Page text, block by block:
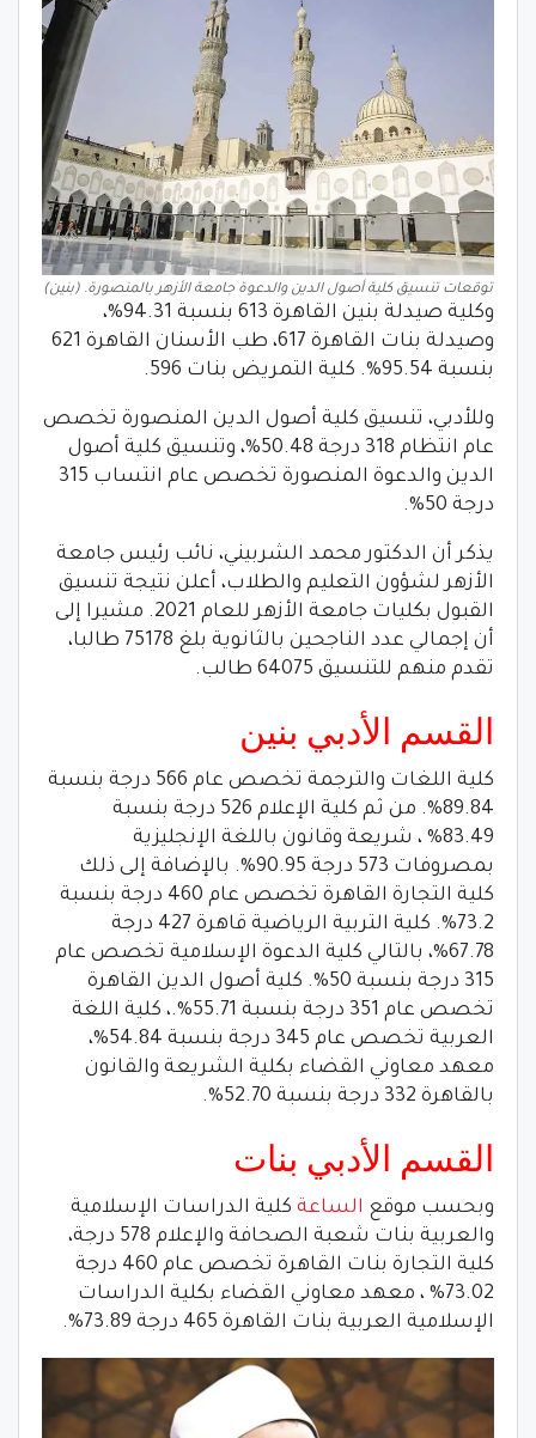
توقعات تنسيق كلية أصول الدين والدعوة جامعة الأزهر بالمنصورة. (بنين)
وكلية صيدلة بنين القاهرة 613 بنسبة 94.31%،
وصيدلة بنات القاهرة 617، طب الأسنان القاهرة 621
بنسبة 95.54%. كلية التمريض بنات 596.
وللأدبي، تنسيق كلية أصول الدين المنصورة تخصص
عام انتظام 318 درجة 50.48%، وتنسيق كلية أصول
الدين والدعوة المنصورة تخصص عام انتساب 315
درجة 50%.
يذكر أن الدكتور محمد الشربيني، نائب رئيس جامعة
الأزهر لشؤون التعليم والطلاب، أعلن نتيجة تنسيق
القبول بكليات جامعة الأزهر للعام 2021. مشيرا إلى
أن إجمالي عدد الناجحين بالثانوية بلغ 75178 طالبا،
تقدم منهم للتنسيق 64075 طالب.
القسم الأدبي بنين
كلية اللغات والترجمة تخصص عام 566 درجة بنسبة
89.84%. من ثم كلية الإعلام 526 درجة بنسبة
83.49% ، شريعة وقانون باللغة الإنجليزية
بمصروفات 573 درجة 90.95%. بالإضافة إلى ذلك
كلية التجارة القاهرة تخصص عام 460 درجة بنسبة
73.2%. كلية التربية الرياضية قاهرة 427 درجة
67.78%، بالتالي كلية الدعوة الإسلامية تخصص عام
315 درجة بنسبة 50%. كلية أصول الدين القاهرة
تخصص عام 351 درجة بنسبة 55.71%.، كلية اللغة
العربية تخصص عام 345 درجة بنسبة 54.84%،
معهد معاوني القضاء بكلية الشريعة والقانون
بالقاهرة 332 درجة بنسبة 52.70%.
القسم الأدبي بنات
وبحسب موقع الساعة كلية الدراسات الإسلامية
والعربية بنات شعبة الصحافة والإعلام 578 درجة،
كلية التجارة بنات القاهرة تخصص عام 460 درجة
73.02% ، معهد معاوني القضاء بكلية الدراسات
الإسلامية العربية بنات القاهرة 465 درجة 73.89%.